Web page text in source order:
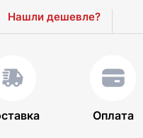
Нашли дешевле?
Оплата